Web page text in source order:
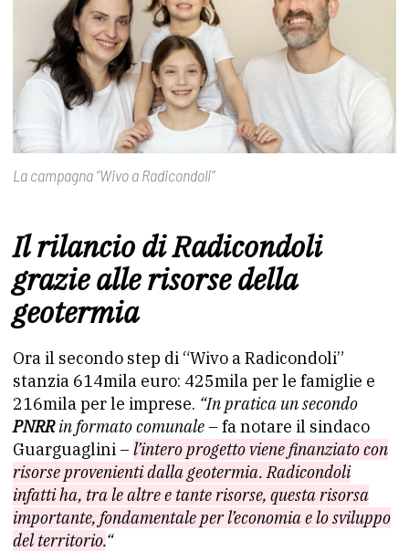
La campagna “Wivo a Radicondoli”
Il rilancio di Radicondoli
grazie alle risorse della
geotermia
Ora il secondo step di “Wivo a Radicondoli”
stanzia 614mila euro: 425mila per le famiglie e
216mila per le imprese. “In pratica un secondo
PNRRin formato comunale – fa notare il sindaco
Guarguaglini – l’intero progetto viene finanziato con
risorse provenienti dalla geotermia. Radicondoli
infatti ha, tra le altre e tante risorse, questa risorsa
importante, fondamentale per l’economia e lo sviluppo
del territorio.“